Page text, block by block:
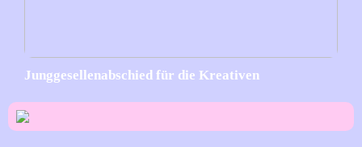
Junggesellenabschied für die Kreativen